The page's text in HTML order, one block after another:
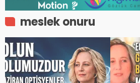
meslek onuru